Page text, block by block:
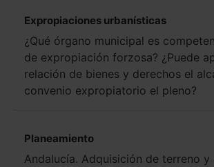
Expropiaciones urbanísticas
¿Qué órgano municipal es
de expropiación forzosa? ¿Puede
relación de bienes y derechos el
convenio expropiatorio el pleno?
Planeamiento
Andalucía. Adquisición de terreno y